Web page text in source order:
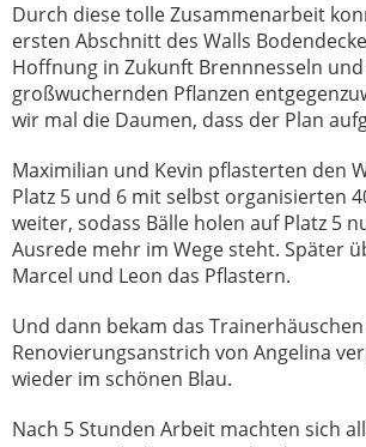
Durch diese tolle Zusammenarbeit
ersten Abschnitt des Walls
Hoffnung in Zukunft Brennnesseln
großwuchernden Pflanzen
wir mal die Daumen, dass der Plan
Maximilian und Kevin pflasterten den
Platz 5 und 6 mit selbst organisierten
weiter, sodass Bälle holen auf Platz 5
Ausrede mehr im Wege steht. Später
Marcel und Leon das Pflastern.
Und dann bekam das
Renovierungsanstrich von Angelina
wieder im schönen Blau.
Nach 5 Stunden Arbeit machten sich